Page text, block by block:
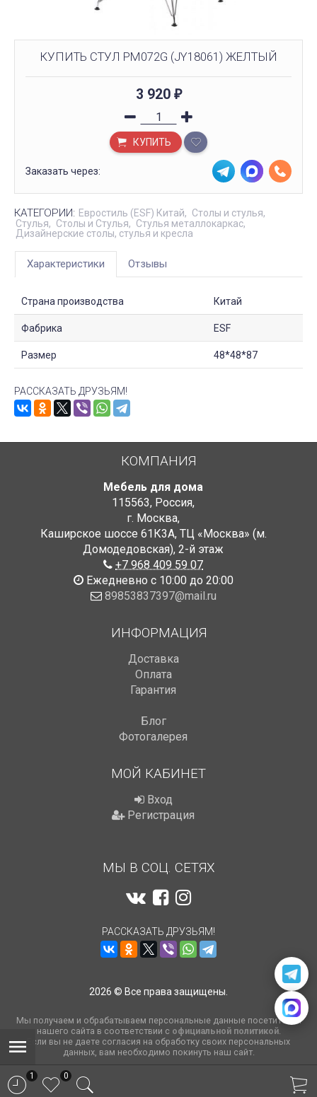
КУПИТЬ СТУЛ PM072G (JY18061) ЖЕЛТЫЙ
3 920 ₽
КУПИТЬ
Заказать через:
КАТЕГОРИИ: Евростиль (ESF) Китай
Столы и стулья
Стулья
Столы и Стулья
Стулья металлокаркас
Дизайнерские столы, стулья и кресла
Характеристики Отзывы
Страна производства Китай
Фабрика ESF
Размер 48*48*87
РАССКАЗАТЬ ДРУЗЬЯМ!
КОМПАНИЯ
Мебель для дома
115563, Россия,
г. Москва,
Каширское шоссе 61К3А, ТЦ «Москва» (м.
Домодедовская), 2-й этаж
+7 968 409 59 07
Ежедневно с 10:00 до 20:00
89853837397@mail.ru
ИНФОРМАЦИЯ
Доставка
Оплата
Гарантия
Блог
Фотогалерея
МОЙ КАБИНЕТ
Вход
Регистрация
МЫ В СОЦ. СЕТЯХ
РАССКАЗАТЬ ДРУЗЬЯМ!
2026 © Все права защищены.
Мы получаем и обрабатываем персональные данные посетителей
нашего сайта в соответствии с официальной политикой.
Если вы не даете согласия на обработку своих персональных
данных, вам необходимо покинуть наш сайт.
1 0